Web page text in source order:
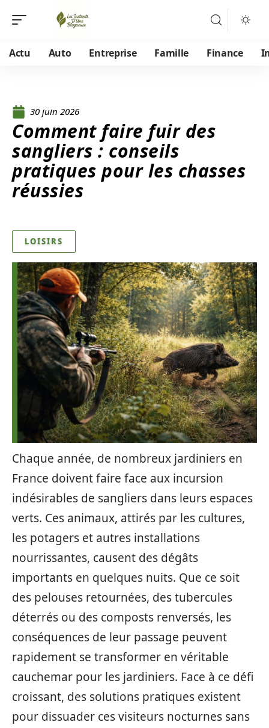
Actu Auto Entreprise Famille Finance
30 juin 2026
Comment faire fuir des
sangliers : conseils
pratiques pour les chasses
réussies
LOISIRS
Chaque année, de nombreux jardiniers en
France doivent faire face aux incursion
indésirables de sangliers dans leurs espaces
verts. Ces animaux, attirés par les cultures,
les potagers et autres installations
nourrissantes, causent des dégâts
importants en quelques nuits. Que ce soit
des pelouses retournées, des tubercules
déterrés ou des composts renversés, les
conséquences de leur passage peuvent
rapidement se transformer en véritable
cauchemar pour les jardiniers. Face à ce défi
croissant, des solutions pratiques existent
pour dissuader ces visiteurs nocturnes sans